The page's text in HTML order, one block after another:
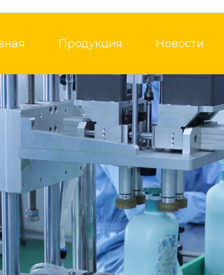
Продукция Новости